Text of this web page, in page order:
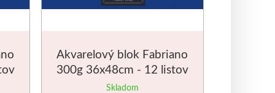
Akvarelový blok Fabriano
300g 36x48cm - 12 listov
Skladom